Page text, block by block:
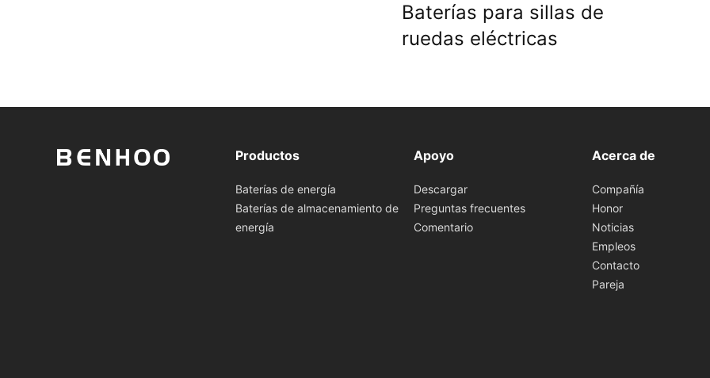
Baterías para sillas de
ruedas eléctricas
Productos
Baterías de energía
Baterías de almacenamiento de
energía
Apoyo
Descargar
Preguntas frecuentes
Comentario
Acerca de
Compañía
Honor
Noticias
Empleos
Contacto
Pareja